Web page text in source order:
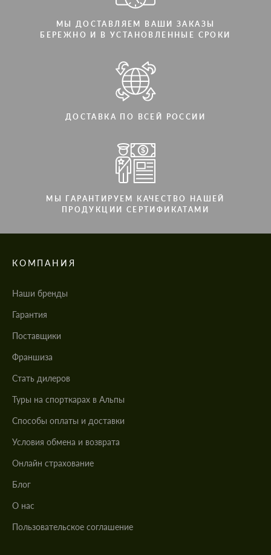
МЫ ДОСТАВЛЯЕМ ВАШИ ЗАКАЗЫ
БЕРЕЖНО И В УСТАНОВЛЕННЫЕ СРОКИ
ДОСТАВКА ПО ВСЕЙ РОССИИ
МЫ ГАРАНТИРУЕМ КАЧЕСТВО НАШЕЙ
ПРОДУКЦИИ СЕРТИФИКАТАМИ
КОМПАНИЯ
Наши бренды
Гарантия
Поставщики
Франшиза
Стать дилеров
Туры на спорткарах в Альпы
Cпособы оплаты и доставки
Условия обмена и возврата
Онлайн страхование
Блог
О нас
Пользовательское соглашение